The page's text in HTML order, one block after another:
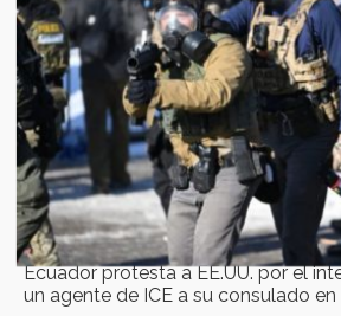
Ecuador protesta a EE.UU. por el
un agente de ICE a su consulado